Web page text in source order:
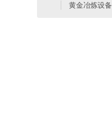
黄金冶炼设备